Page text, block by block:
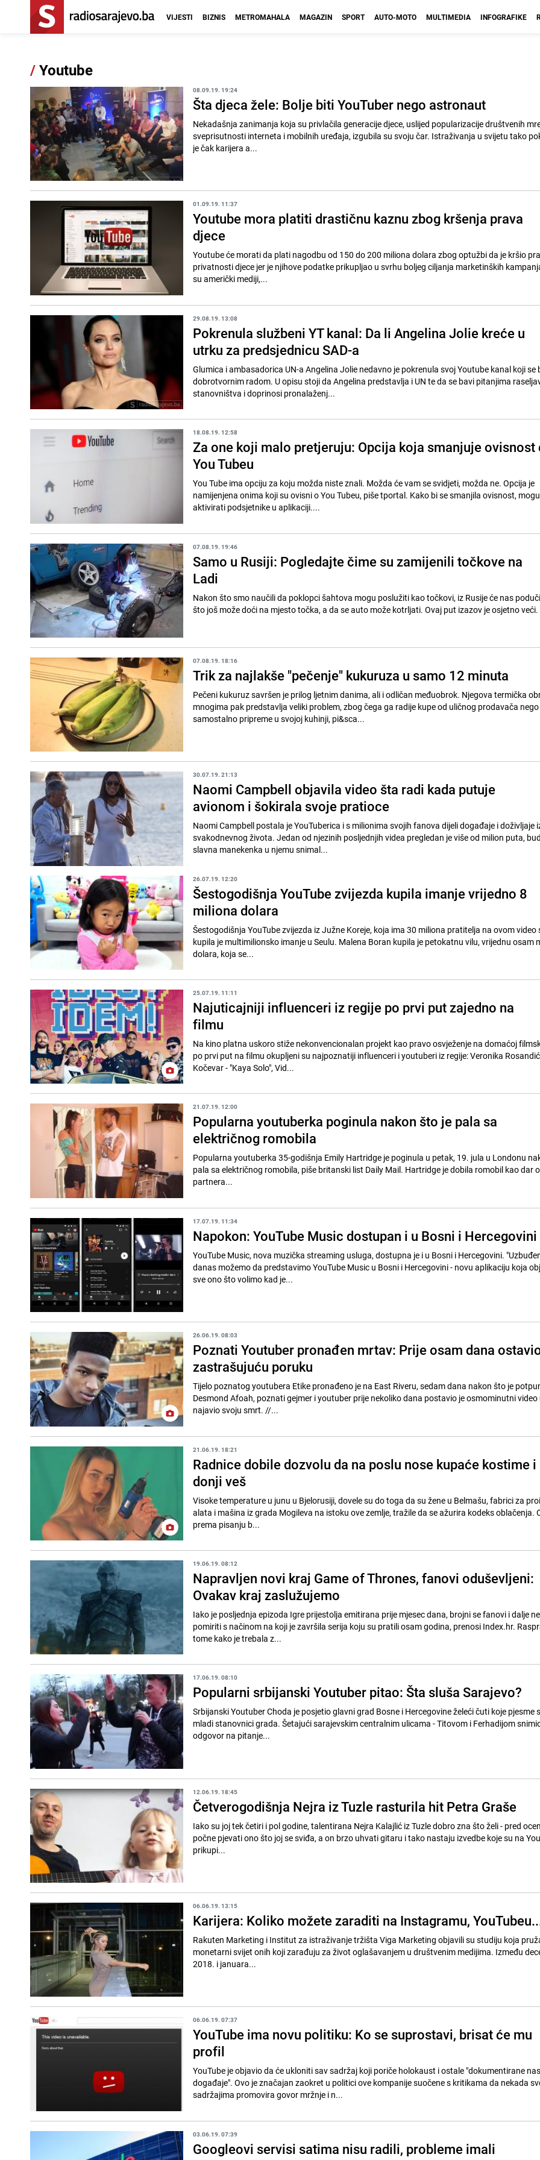
VIJESTI BIZNIS METROMAHALA MAGAZIN SPORT AUTO-MOTO MULTIMEDIA INFOGRAFIKE
/Youtube
08.09.19. 19:24
Šta djeca žele: Bolje biti YouTuber nego astronaut
Nekadašnja zanimanja koja su privlačila generacije djece, uslijed popularizacije društvenih
sveprisutnosti interneta i mobilnih uređaja, izgubila su svoju čar. Istraživanja u svijetu tako
je čak karijera a...
01.09.19. 11:37
Youtube mora platiti drastičnu kaznu zbog kršenja prava
djece
Youtube će morati da plati nagodbu od 150 do 200 miliona dolara zbog optužbi da je kršio
privatnosti djece jer je njihove podatke prikupljao u svrhu boljeg ciljanja marketinških
su američki mediji,...
29.08.19. 13:08
Pokrenula službeni YT kanal: Da li Angelina Jolie kreće u
utrku za predsjednicu SAD-a
Glumica i ambasadorica UN-a Angelina Jolie nedavno je pokrenula svoj Youtube kanal koji se
dobrotvornim radom. U opisu stoji da Angelina predstavlja i UN te da se bavi pitanjima
stanovništva i doprinosi pronalaženj...
18.08.19. 12:58
Za one koji malo pretjeruju: Opcija koja smanjuje ovisnost
You Tubeu
You Tube ima opciju za koju možda niste znali. Možda će vam se svidjeti, možda ne. Opcija je
namijenjena onima koji su ovisni o You Tubeu, piše tportal. Kako bi se smanjila ovisnost,
aktivirati podsjetnike u aplikaciji....
07.08.19. 19:46
Samo u Rusiji: Pogledajte čime su zamijenili točkove na
Ladi
Nakon što smo naučili da poklopci šahtova mogu poslužiti kao točkovi, iz Rusije će nas
07.08.19. 18:16
Trik za najlakše "pečenje" kukuruza u samo 12 minuta
Pečeni kukuruz savršen je prilog ljetnim danima, ali i odličan međuobrok. Njegova termička
mnogima pak predstavlja veliki problem, zbog čega ga radije kupe od uličnog prodavača nego
samostalno pripreme u svojoj kuhinji, pi&sca...
30.07.19. 21:13
Naomi Campbell objavila video šta radi kada putuje
avionom i šokirala svoje pratioce
Naomi Campbell postala je YouTuberica i s milionima svojih fanova dijeli događaje i doživljaje
svakodnevnog života. Jedan od njezinih posljednjih videa pregledan je više od milion puta,
slavna manekenka u njemu snimal...
26.07.19. 12:20
Šestogodišnja YouTube zvijezda kupila imanje vrijedno 8
miliona dolara
Šestogodišnja YouTube zvijezda iz Južne Koreje, koja ima 30 miliona pratitelja na ovom video
kupila je multimilionsko imanje u Seulu. Malena Boran kupila je petokatnu vilu, vrijednu osam
dolara, koja se...
25.07.19. 11:11
Najuticajniji influenceri iz regije po prvi put zajedno na
filmu
Na kino platna uskoro stiže nekonvencionalan projekt kao pravo osvježenje na domaćoj
po prvi put na filmu okupljeni su najpoznatiji influenceri i youtuberi iz regije: Veronika
Kočevar - "Kaya Solo", Vid...
21.07.19. 12:00
Popularna youtuberka poginula nakon što je pala sa
električnog romobila
Popularna youtuberka 35-godišnja Emily Hartridge je poginula u petak, 19. jula u Londonu
pala sa električnog romobila, piše britanski list Daily Mail. Hartridge je dobila romobil kao dar
partnera...
17.07.19. 11:34
Napokon: YouTube Music dostupan i u Bosni i Hercegovini
YouTube Music, nova muzička streaming usluga, dostupna je i u Bosni i Hercegovini.
danas možemo da predstavimo YouTube Music u Bosni i Hercegovini - novu aplikaciju koja
sve ono što volimo kad je...
26.06.19. 08:03
Poznati Youtuber pronađen mrtav: Prije osam dana
zastrašujuću poruku
Tijelo poznatog youtubera Etike pronađeno je na East Riveru, sedam dana nakon što je
Desmond Afoah, poznati gejmer i youtuber prije nekoliko dana postavio je osmominutni video
najavio svoju smrt. //...
21.06.19. 18:21
Radnice dobile dozvolu da na poslu nose kupaće kostime i
donji veš
Visoke temperature u junu u Bjelorusiji, dovele su do toga da su žene u Belmašu, fabrici za
alata i mašina iz grada Mogileva na istoku ove zemlje, tražile da se ažurira kodeks oblačenja.
prema pisanju b...
19.06.19. 08:12
Napravljen novi kraj Game of Thrones, fanovi oduševljeni:
Ovakav kraj zaslužujemo
Iako je posljednja epizoda Igre prijestolja emitirana prije mjesec dana, brojni se fanovi i dalje
pomiriti s načinom na koji je završila serija koju su pratili osam godina, prenosi Index.hr.
tome kako je trebala z...
17.06.19. 08:10
Popularni srbijanski Youtuber pitao: Šta sluša Sarajevo?
Srbijanski Youtuber Choda je posjetio glavni grad Bosne i Hercegovine želeći čuti koje pjesme
mladi stanovnici grada. Šetajući sarajevskim centralnim ulicama - Titovom i Ferhadijom
odgovor na pitanje...
12.06.19. 18:45
Četverogodišnja Nejra iz Tuzle rasturila hit Petra Graše
Iako su joj tek četiri i pol godine, talentirana Nejra Kalajlić iz Tuzle dobro zna što želi - pred
počne pjevati ono što joj se sviđa, a on brzo uhvati gitaru i tako nastaju izvedbe koje su na
prikupi...
06.06.19. 13:15
Karijera: Koliko možete zaraditi na Instagramu,
Rakuten Marketing i Institut za istraživanje tržišta Viga Marketing objavili su studiju koja
monetarni svijet onih koji zarađuju za život oglašavanjem u društvenim medijima. Između
2018. i januara...
06.06.19. 07:37
YouTube ima novu politiku: Ko se suprostavi, brisat će mu
profil
YouTube je objavio da će ukloniti sav sadržaj koji poriče holokaust i ostale "dokumentirane
događaje". Ovo je značajan zaokret u politici ove kompanije suočene s kritikama da nekada
sadržajima promovira govor mržnje i n...
03.06.19. 07:39
Googleovi servisi satima nisu radili, probleme imali